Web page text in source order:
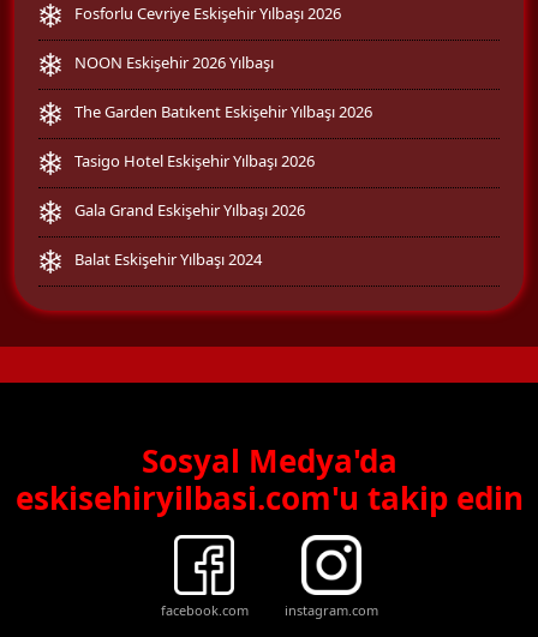
Fosforlu Cevriye Eskişehir Yılbaşı 2026
NOON Eskişehir 2026 Yılbaşı
The Garden Batıkent Eskişehir Yılbaşı 2026
Tasigo Hotel Eskişehir Yılbaşı 2026
Gala Grand Eskişehir Yılbaşı 2026
Balat Eskişehir Yılbaşı 2024
Sosyal Medya'da
eskisehiryilbasi.com'u takip edin
facebook.com instagram.com